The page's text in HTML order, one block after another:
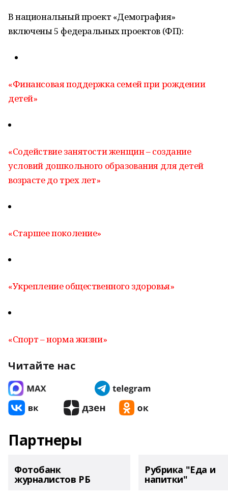
В национальный проект «Демография»
включены 5 федеральных проектов (ФП):
«Финансовая поддержка семей при рождении
детей»
«Содействие занятости женщин – создание
условий дошкольного образования для детей
возрасте до трех лет»
«Старшее поколение»
«Укрепление общественного здоровья»
«Спорт – норма жизни»
Читайте нас
Партнеры
Фотобанк
журналистов РБ
Рубрика "Еда и
напитки"